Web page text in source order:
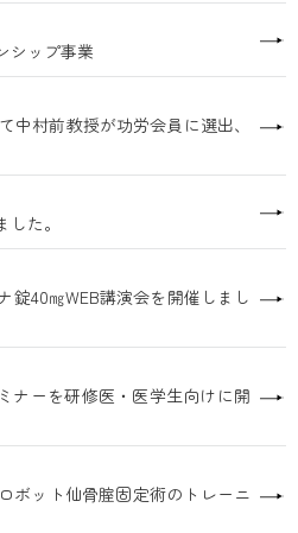
シップ事業
中村前教授が功労会員に選出、
た。
錠40㎎WEB講演会を開催しまし
ナーを研修医・医学生向けに開
ボット仙骨腟固定術のトレーニ